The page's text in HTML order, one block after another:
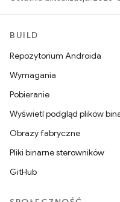
BUILD
Repozytorium Androida
Wymagania
Pobieranie
Wyświetl podgląd plików
Obrazy fabryczne
Pliki binarne sterowników
GitHub